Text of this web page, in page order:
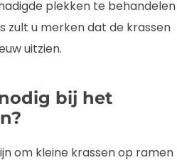
plekken te behandelen
zult u merken dat de krassen
uitzien.
bij het
om kleine krassen op ramen